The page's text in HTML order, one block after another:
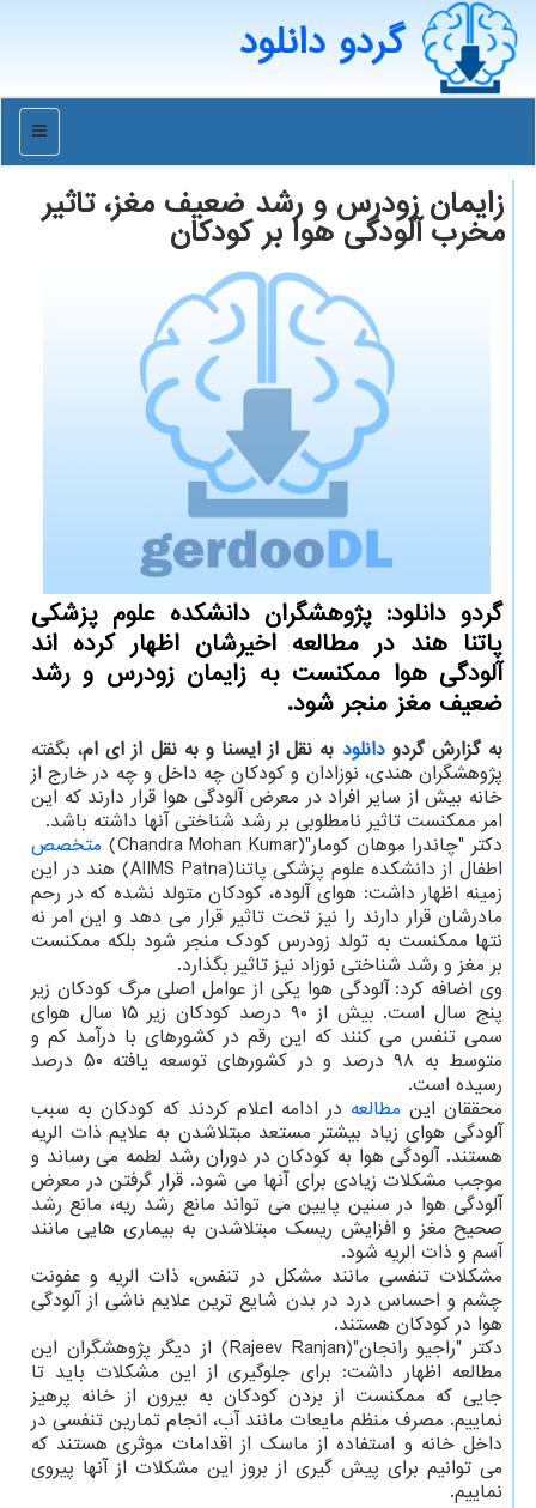
گردو دانلود
منو
زایمان زودرس و رشد ضعیف مغز، تاثیر
مخرب آلودگی هوا بر کودکان
گردو دانلود: پژوهشگران دانشکده علوم پزشکی
پاتنا هند در مطالعه اخیرشان اظهار کرده اند
آلودگی هوا ممکنست به زایمان زودرس و رشد
ضعیف مغز منجر شود.
به گزارش گردودانلود به نقل از ایسنا و به نقل از ای ام، بگفته
پژوهشگران هندی، نوزادان و کودکان چه داخل و چه در خارج از
خانه بیش از سایر افراد در معرض آلودگی هوا قرار دارند که این
امر ممکنست تاثیر نامطلوبی بر رشد شناختی آنها داشته باشد.
دکتر "چاندرا موهان کومار"(Chandra Mohan Kumar)
متخصص
اطفال از دانشکده علوم پزشکی پاتنا(AIIMS Patna) هند در این
زمینه اظهار داشت: هوای آلوده، کودکان متولد نشده که در رحم
مادرشان قرار دارند را نیز تحت تاثیر قرار می دهد و این امر نه
نتها ممکنست به تولد زودرس کودک منجر شود بلکه ممکنست
بر مغز و رشد شناختی نوزاد نیز تاثیر بگذارد.
وی اضافه کرد: آلودگی هوا یکی از عوامل اصلی مرگ کودکان زیر
پنج سال است. بیش از ۹۰ درصد کودکان زیر ۱۵ سال هوای
سمی تنفس می کنند که این رقم در کشورهای با درآمد کم و
متوسط به ۹۸ درصد و در کشورهای توسعه یافته ۵۰ درصد
رسیده است.
محققان این مطالعه در ادامه اعلام کردند که کودکان به سبب
آلودگی هوای زیاد بیشتر مستعد مبتلاشدن به علایم ذات الریه
هستند. آلودگی هوا به کودکان در دوران رشد لطمه می رساند و
موجب مشکلات زیادی برای آنها می شود. قرار گرفتن در معرض
آلودگی هوا در سنین پایین می تواند مانع رشد ریه، مانع رشد
صحیح مغز و افزایش ریسک مبتلاشدن به بیماری هایی مانند
آسم و ذات الریه شود.
مشکلات تنفسی مانند مشکل در تنفس، ذات الریه و عفونت
چشم و احساس درد در بدن شایع ترین علایم ناشی از آلودگی
هوا در کودکان هستند.
دکتر "راجیو رانجان"(Rajeev Ranjan) از دیگر پژوهشگران این
مطالعه اظهار داشت: برای جلوگیری از این مشکلات باید تا
جایی که ممکنست از بردن کودکان به بیرون از خانه پرهیز
نماییم. مصرف منظم مایعات مانند آب، انجام تمارین تنفسی در
داخل خانه و استفاده از ماسک از اقدامات موثری هستند که
می توانیم برای پیش گیری از بروز این مشکلات از آنها پیروی
نماییم.